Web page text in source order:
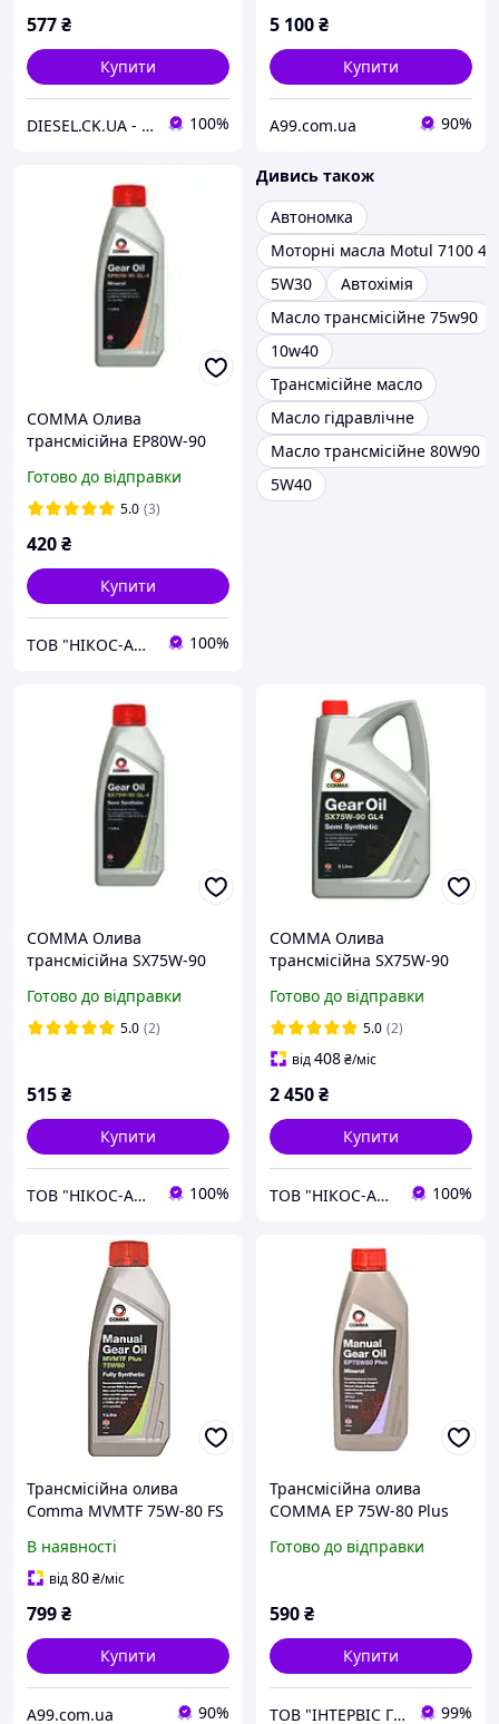
577₴
Купити
DIESEL.CK.UA - інтернет-магазин запчастин 100%
5 100₴
Купити
A99.com.ua 90%
COMMA Олива
трансмісійна EP80W-90
Готово до відправки
5.0 (3)
420₴
Купити
ТОВ "НІКОС-АВТО" 100%
Дивись також
Автономка
Моторні масла Motul 7100 4T
5W30
Автохімія
Масло трансмісійне 75w90
10w40
Трансмісійне масло
Масло гідравлічне
Масло трансмісійне 80W90
5W40
COMMA Олива
трансмісійна SX75W-90
Готово до відправки
5.0 (2)
515₴
Купити
ТОВ "НІКОС-АВТО" 100%
COMMA Олива
трансмісійна SX75W-90
Готово до відправки
5.0 (2)
від408₴/міс
2 450₴
Купити
ТОВ "НІКОС-АВТО" 100%
Трансмісійна олива
Comma MVMTF 75W-80 FS
В наявності
від80₴/міс
799₴
Купити
A99.com.ua 90%
Трансмісійна олива
COMMA EP 75W-80 Plus
коробок передач)
Готово до відправки
590₴
Купити
ТОВ "ІНТЕРВІС ГРУП" 99%